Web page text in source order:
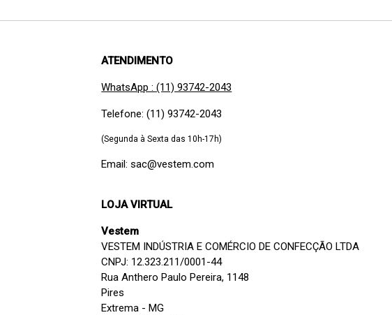
ATENDIMENTO
WhatsApp : (11) 93742-2043
Telefone: (11) 93742-2043
(Segunda à Sexta das 10h-17h)
Email: sac@vestem.com
LOJA VIRTUAL
Vestem
VESTEM INDÚSTRIA E COMÉRCIO DE CONFECÇÃO LTDA
CNPJ: 12.323.211/0001-44
Rua Anthero Paulo Pereira, 1148
Pires
Extrema - MG